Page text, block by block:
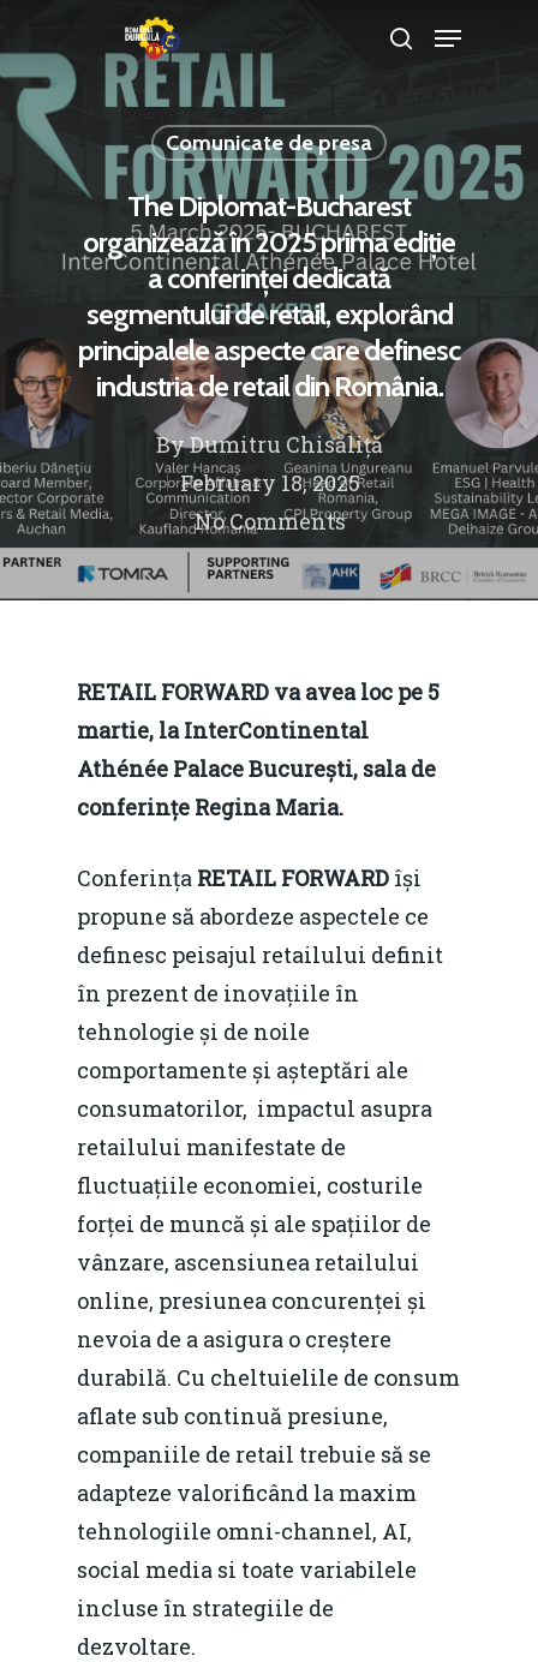
Hit enter to search or ESC to close
Comunicate de presa
The Diplomat-Bucharest
organizează în 2025 prima ediție
a conferinței dedicată
segmentului de retail, explorând
principalele aspecte care definesc
industria de retail din România.
ByDumitru Chisăliță
February 18, 2025
No Comments
RETAIL FORWARD va avea loc pe 5
martie, la InterContinental
Athénée Palace București, sala de
conferințe Regina Maria.
Conferința RETAIL FORWARD își
propune să abordeze aspectele ce
definesc peisajul retailului definit
în prezent de inovațiile în
tehnologie și de noile
comportamente și așteptări ale
consumatorilor, impactul asupra
retailului manifestate de
fluctuațiile economiei, costurile
forței de muncă și ale spațiilor de
vânzare, ascensiunea retailului
online, presiunea concurenței și
nevoia de a asigura o creștere
durabilă. Cu cheltuielile de consum
aflate sub continuă presiune,
companiile de retail trebuie să se
adapteze valorificând la maxim
tehnologiile omni-channel, AI,
social media si toate variabilele
incluse în strategiile de
dezvoltare.